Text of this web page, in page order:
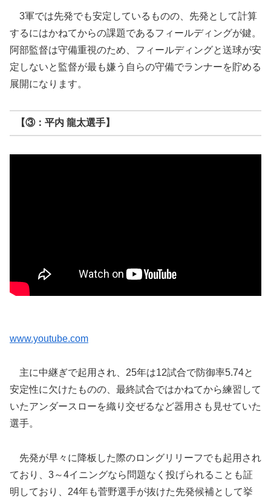
3軍では先発でも安定しているものの、先発として計算
するにはかねてからの課題であるフィールディングが鍵。
阿部監督は守備重視のため、フィールディングと送球が安
定しないと監督が最も嫌う自らの守備でランナーを貯める
展開になります。
【③：平内 龍太選手】
www.youtube.com
主に中継ぎで起用され、25年は12試合で防御率5.74と
安定性に欠けたものの、最終試合ではかねてから練習して
いたアンダースローを織り交ぜるなど器用さも見せていた
選手。
先発が早々に降板した際のロングリリーフでも起用され
ており、3～4イニングなら問題なく投げられることも証
明しており、24年も菅野選手が抜けた先発候補として挙